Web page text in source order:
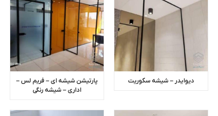
دیوایدر – شیشه سکوریت
پارتیشن شیشه ای – فریم لس –
اداری – شیشه رنگی